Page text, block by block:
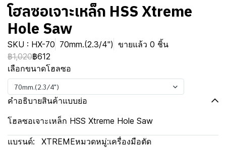
โฮลซอเจาะเหล็ก HSS Xtreme
Hole Saw
SKU : HX-70 70mm.(2.3/4") ขายแล้ว 0 ชิ้น
฿1,020฿612
เลือกขนาดโฮลซอ
70mm.(2.3/4")
คำอธิบายสินค้าแบบย่อ
โฮลซอเจาะเหล็ก HSS Xtreme Hole Saw
แบรนด์: XTREMEหมวดหมู่:เครื่องมือตัด